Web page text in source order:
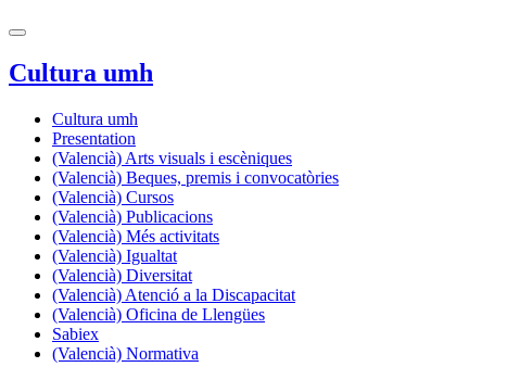
Cultura umh
Cultura umh
Presentation
(Valencià) Arts visuals i escèniques
(Valencià) Beques, premis i convocatòries
(Valencià) Cursos
(Valencià) Publicacions
(Valencià) Més activitats
(Valencià) Igualtat
(Valencià) Diversitat
(Valencià) Atenció a la Discapacitat
(Valencià) Oficina de Llengües
Sabiex
(Valencià) Normativa